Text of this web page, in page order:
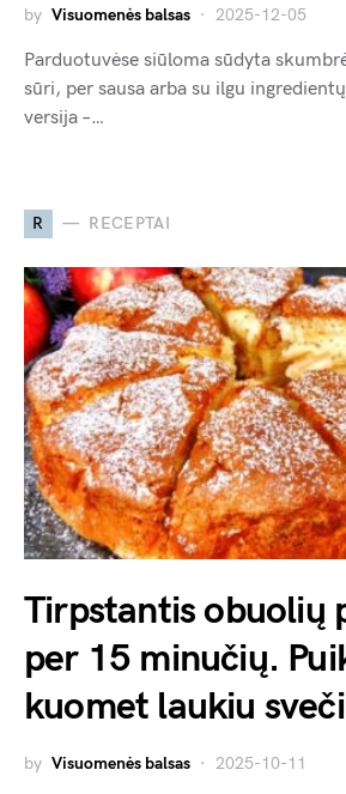
by Visuomenės balsas 2025-12-05
Parduotuvėse siūloma sūdyta
sūri, per sausa arba su ilgu
versija –…
R RECEPTAI
Tirpstantis obuolių
per 15 minučių.
kuomet laukiu
by Visuomenės balsas 2025-10-11